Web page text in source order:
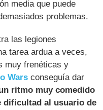
media que puede
problemas.
las legiones
tarea ardua a veces,
muy frenéticas y
Wars conseguía dar
ritmo muy comedido
dificultad al usuario de